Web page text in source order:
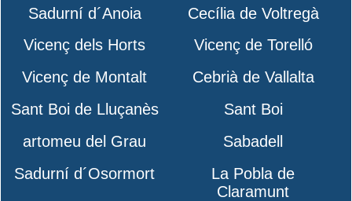
Sadurní d´Anoia
Cecília de Voltregà
Vicenç dels Horts
Vicenç de Torelló
Vicenç de Montalt
Cebrià de Vallalta
Sant Boi de Lluçanès
Sant Boi
artomeu del Grau
Sabadell
Sadurní d´Osormort
La Pobla de
Claramunt